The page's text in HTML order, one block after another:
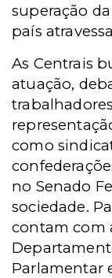
superação
país
As Centrais
atuação,
como
no Senado
sociedade.
contam com
Parlamentar